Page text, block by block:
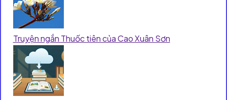
Truyện ngắn Thuốc tiên của Cao Xuân Sơn